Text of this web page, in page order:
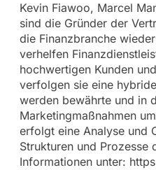
Kevin Fiawoo, Marcel
sind die Gründer der
die Finanzbranche
verhelfen
hochwertigen Kunden
verfolgen sie eine
werden bewährte und in
Marketingmaßnahmen
erfolgt eine Analyse und
Strukturen und Prozesse
Informationen unter: